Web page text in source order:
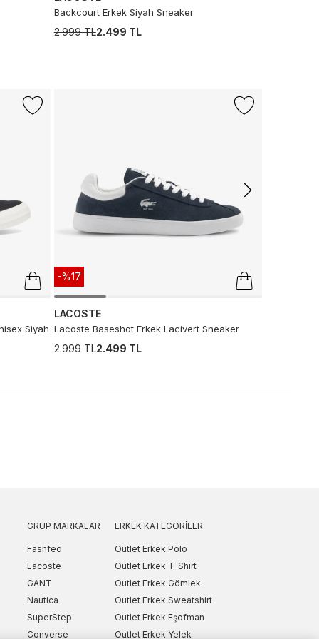
Backcourt Erkek Siyah Sneaker
2.999 TL2.499 TL
Siyah
-%17
LACOSTE
Lacoste Baseshot Erkek Lacivert Sneaker
2.999 TL2.499 TL
GRUP MARKALAR
Fashfed
Lacoste
GANT
Nautica
SuperStep
Converse
ERKEK KATEGORILER
Outlet Erkek Polo
Outlet Erkek T-Shirt
Outlet Erkek Gömlek
Outlet Erkek Sweatshirt
Outlet Erkek Eşofman
Outlet Erkek Yelek